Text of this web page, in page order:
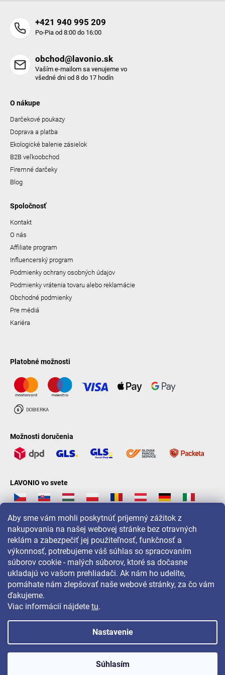
Aby sme vám mohli poskytnúť príjemný zážitok z
nakupovania na našej webovej stránke bez otravných
reklám a zabezpečiť jej použiteľnosť, funkčnosť a
výkonnosť, potrebujeme váš súhlas so spracovaním
súborov cookie - malých súborov, ktoré sa dočasne
ukladajú vo vašom prehliadači. Ak nám ho udelíte,
pomáhate nám zlepšovať naše webové stránky, za čo vám
ďakujeme.
Viac informácií nájdete tu.
Nastavenie
Súhlasím
+421 940 995 209
Po-Pia od 8:00 do 16:00
obchod@lavonio.sk
Vaším e-mailom sa venujeme vo
všedné dni od 8 do 17 hodín
O nákupe
Darčekové poukazy
Doprava a platba
Ekologické balenie zásielok
B2B veľkoobchod
Firemné darčeky
Blog
Spoločnosť
Kontakt
O nás
Affiliate program
Influencerský program
Podmienky ochrany osobných údajov
Podmienky vrátenia tovaru alebo reklamácie
Obchodné podmienky
Pre médiá
Kariéra
Platobné možnosti
Možnosti doručenia
LAVONIO vo svete
Pre akcie, súťaže a zľavy nás sledujte na:
Copyright 2026 LAVONIO.sk. Všetky práva vyhradené.